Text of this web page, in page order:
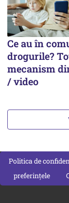
Ce au în
drogurile?
mecanism
/ video
Politica de
preferințele